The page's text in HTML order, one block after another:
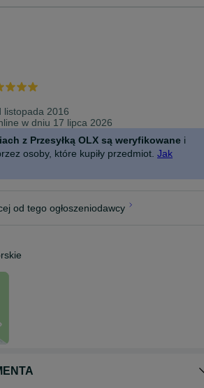
listopada 2016
w dniu 17 lipca 2026
z Przesyłką OLX są weryfikowane i
osoby, które kupiły przedmiot. Jak
od tego ogłoszeniodawcy